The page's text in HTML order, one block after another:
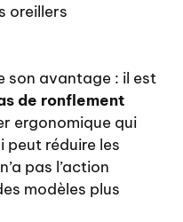
oreillers
son avantage : il est
de ronflement
ergonomique qui
peut réduire les
pas l’action
modèles plus